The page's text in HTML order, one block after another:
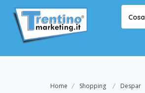
Cosa
Home Shopping Despar